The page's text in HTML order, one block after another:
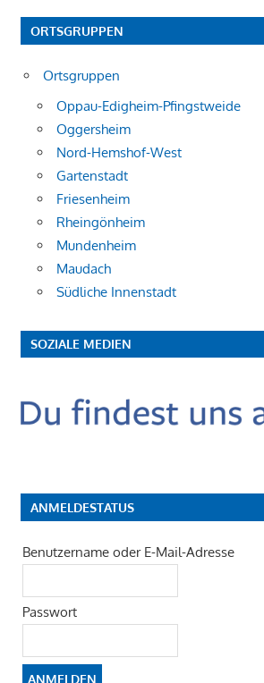
ORTSGRUPPEN
Ortsgruppen
Oppau-Edigheim-Pfingstweide
Oggersheim
Nord-Hemshof-West
Gartenstadt
Friesenheim
Rheingönheim
Mundenheim
Maudach
Südliche Innenstadt
SOZIALE MEDIEN
ANMELDESTATUS
Benutzername oder E-Mail-Adresse
Passwort